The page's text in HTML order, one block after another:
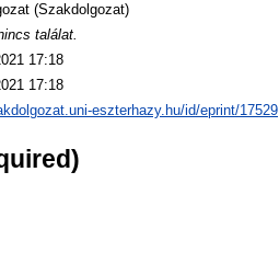
(Szakdolgozat)
találat.
17:18
17:18
eszterhazy.hu/id/eprint/17529